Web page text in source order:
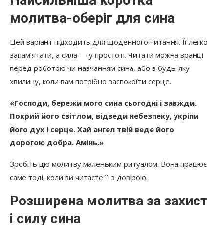
молитва-оберіг для сина
Цей варіант підходить для щоденного читання. Її легко
запам’ятати, а сила — у простоті. Читати можна вранці
перед роботою чи навчанням сина, або в будь-яку
хвилину, коли вам потрібно заспокоїти серце.
«Господи, бережи мого сина сьогодні і завжди.
Покрий його світлом, відведи небезпеку, укріпи
його дух і серце. Хай ангел твій веде його
дорогою добра. Амінь.»
Зробіть цю молитву маленьким ритуалом. Вона працює
саме тоді, коли ви читаєте її з довірою.
Розширена молитва за захист
і силу сина